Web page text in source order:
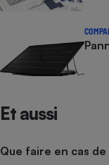
Et aussi
Que faire en cas